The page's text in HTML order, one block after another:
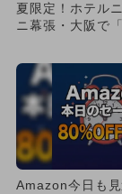
夏限定！ホテル
ニ幕張・大阪で
Amazon今日も見